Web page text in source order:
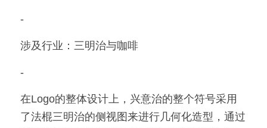
-
涉及行业：三明治与咖啡
-
在Logo的整体设计上，兴意治的整个符号采用
了法棍三明治的侧视图来进行几何化造型，通过